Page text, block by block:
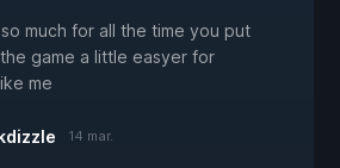
much for all the time you put
game a little easyer for
me
14 mar.